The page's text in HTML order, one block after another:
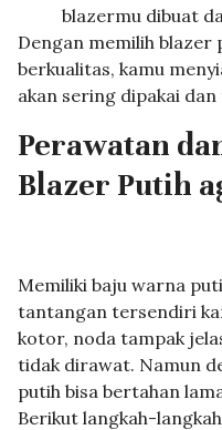
blazermu dibuat
Dengan memilih blazer
berkualitas, kamu
akan sering dipakai
Perawatan
Blazer Putih
Memiliki baju warna
tantangan tersendiri
kotor, noda tampak
tidak dirawat. Namun
putih bisa bertahan
Berikut langkah-